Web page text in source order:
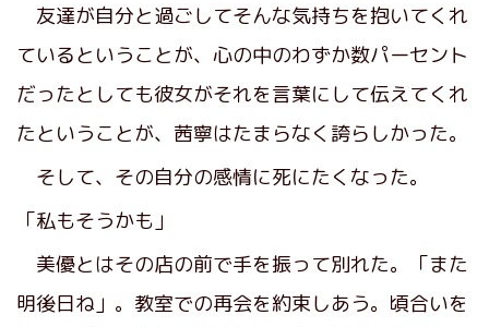
友達が自分と過ごしてそんな気持ちを抱いてくれ
ているということが、心の中のわずか数パーセント
だったとしても彼女がそれを言葉にして伝えてくれ
たということが、茜寧はたまらなく誇らしかった。
そして、その自分の感情に死にたくなった。
「私もそうかも」
美優とはその店の前で手を振って別れた。「また
明後日ね」。教室での再会を約束しあう。頃合いを